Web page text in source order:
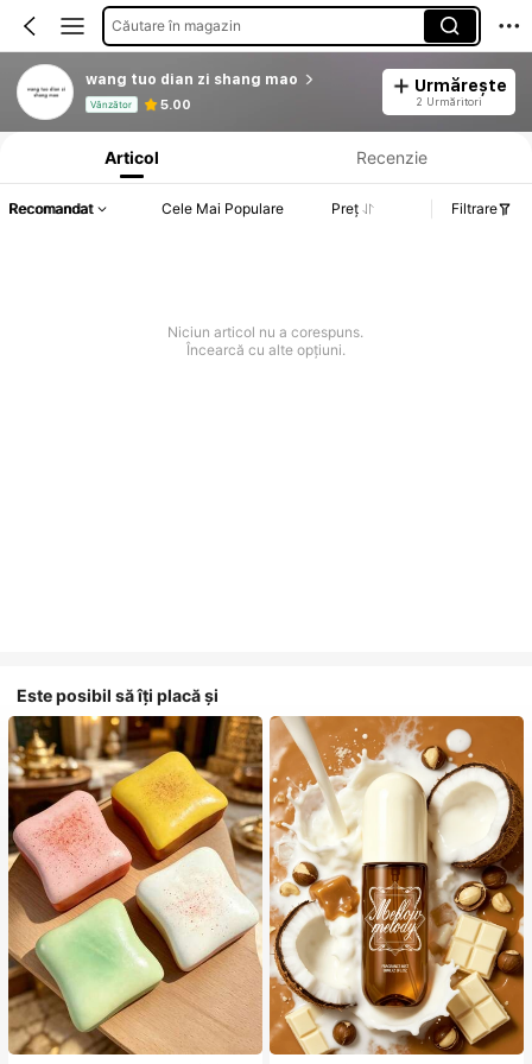
Căutare în magazin
wang tuo dian zi shang mao
Vânzător 5.00
Urmărește
2 Urmăritori
Informații despre produs: Divulgarea prețului, detalii privind vânzările și stocul.
Articol Recenzie
Recomandat Cele Mai Populare Preț Filtrare
Niciun articol nu a corespuns.
Încearcă cu alte opțiuni.
Este posibil să îți placă și